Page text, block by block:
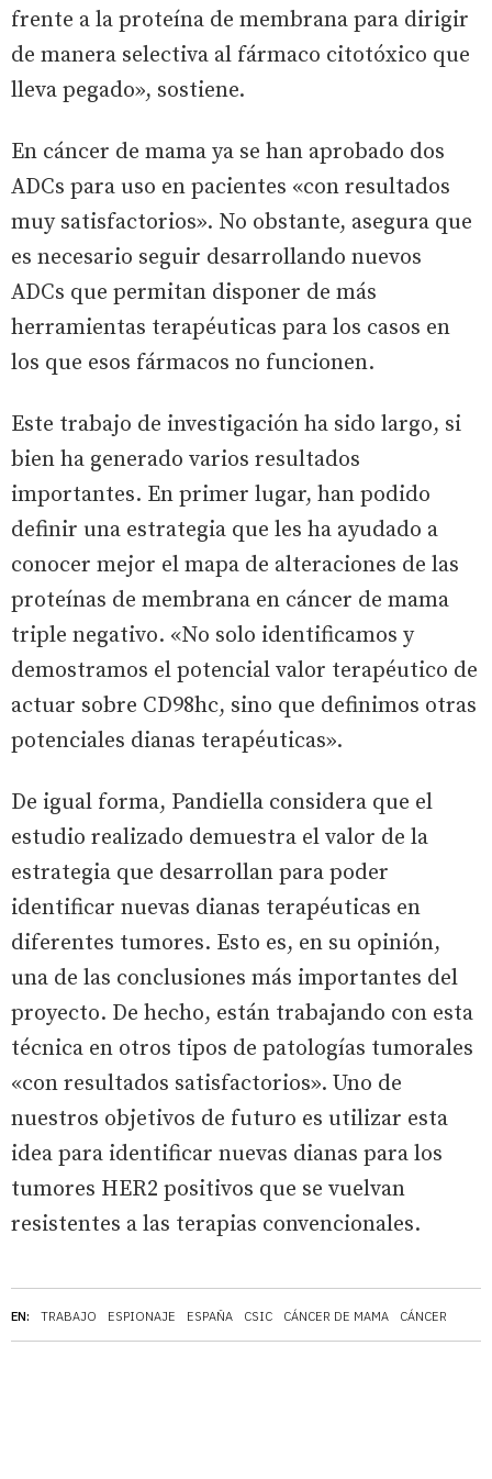
EN: TRABAJO ESPIONAJE ESPAÑA CSIC CÁNCER DE MAMA CÁNCER
frente a la proteína de membrana para dirigir
de manera selectiva al fármaco citotóxico que
lleva pegado», sostiene.
En cáncer de mama ya se han aprobado dos
ADCs para uso en pacientes «con resultados
muy satisfactorios». No obstante, asegura que
es necesario seguir desarrollando nuevos
ADCs que permitan disponer de más
herramientas terapéuticas para los casos en
los que esos fármacos no funcionen.
Este trabajo de investigación ha sido largo, si
bien ha generado varios resultados
importantes. En primer lugar, han podido
definir una estrategia que les ha ayudado a
conocer mejor el mapa de alteraciones de las
proteínas de membrana en cáncer de mama
triple negativo. «No solo identificamos y
demostramos el potencial valor terapéutico de
actuar sobre CD98hc, sino que definimos otras
potenciales dianas terapéuticas».
De igual forma, Pandiella considera que el
estudio realizado demuestra el valor de la
estrategia que desarrollan para poder
identificar nuevas dianas terapéuticas en
diferentes tumores. Esto es, en su opinión,
una de las conclusiones más importantes del
proyecto. De hecho, están trabajando con esta
técnica en otros tipos de patologías tumorales
«con resultados satisfactorios». Uno de
nuestros objetivos de futuro es utilizar esta
idea para identificar nuevas dianas para los
tumores HER2 positivos que se vuelvan
resistentes a las terapias convencionales.